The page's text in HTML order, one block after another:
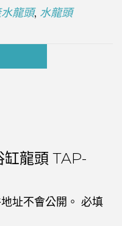
龍頭, 水龍頭
缸龍頭 TAP-
址不會公開。 必填